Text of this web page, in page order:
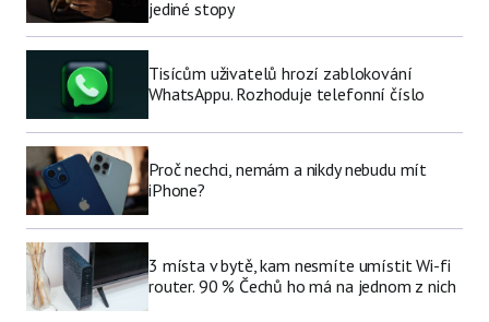
jediné stopy
Tisícům uživatelů hrozí zablokování
WhatsAppu. Rozhoduje telefonní číslo
Proč nechci, nemám a nikdy nebudu mít
iPhone?
3 místa v bytě, kam nesmíte umístit Wi-fi
router. 90 % Čechů ho má na jednom z nich